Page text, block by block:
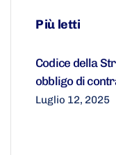
Più letti
Codice della
obbligo di
Luglio 12, 2025